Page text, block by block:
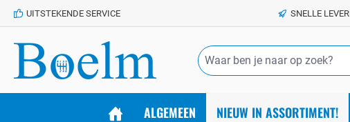
hoofdinhoud
UITSTEKENDE SERVICE SNELLE
ALGEMEEN NIEUW IN ASSORTIMENT!